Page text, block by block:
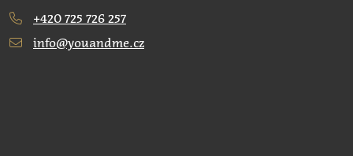
+420 725 726 257
info@youandme.cz